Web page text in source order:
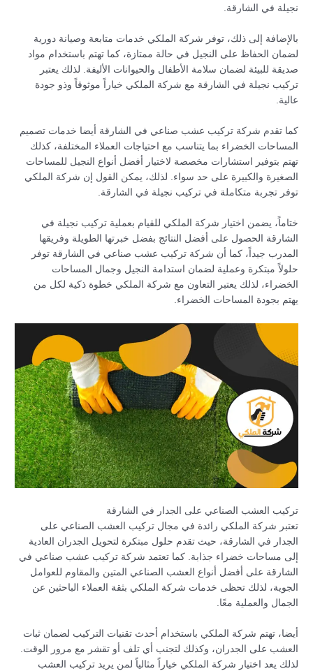
نجيلة في الشارقة.
بالإضافة إلى ذلك، توفر شركة الملكي خدمات متابعة وصيانة دورية
لضمان الحفاظ على النجيل في حالة ممتازة، كما تهتم باستخدام مواد
صديقة للبيئة لضمان سلامة الأطفال والحيوانات الأليفة. لذلك يعتبر
تركيب نجيلة في الشارقة مع شركة الملكي خياراً موثوقاً وذو جودة
عالية.
كما تقدم شركة تركيب عشب صناعي في الشارقة أيضا خدمات تصميم
المساحات الخضراء بما يتناسب مع احتياجات العملاء المختلفة، كذلك
تهتم بتوفير استشارات مخصصة لاختيار أفضل أنواع النجيل للمساحات
الصغيرة والكبيرة على حد سواء. لذلك، يمكن القول إن شركة الملكي
توفر تجربة متكاملة في تركيب نجيلة في الشارقة.
ختاماً، يضمن اختيار شركة الملكي للقيام بعملية تركيب نجيلة في
الشارقة الحصول على أفضل النتائج بفضل خبرتها الطويلة وفريقها
المدرب جيداً، كما أن شركة تركيب عشب صناعي في الشارقة توفر
حلولاً مبتكرة وعملية لضمان استدامة النجيل وجمال المساحات
الخضراء، لذلك يعتبر التعاون مع شركة الملكي خطوة ذكية لكل من
يهتم بجودة المساحات الخضراء.
تركيب العشب الصناعي على الجدار في الشارقة
تعتبر شركة الملكي رائدة في مجال تركيب العشب الصناعي على
الجدار في الشارقة، حيث تقدم حلول مبتكرة لتحويل الجدران العادية
إلى مساحات خضراء جذابة. كما تعتمد شركة تركيب عشب صناعي في
الشارقة على أفضل أنواع العشب الصناعي المتين والمقاوم للعوامل
الجوية، لذلك تحظى خدمات شركة الملكي بثقة العملاء الباحثين عن
الجمال والعملية معًا.
أيضا، تهتم شركة الملكي باستخدام أحدث تقنيات التركيب لضمان ثبات
العشب على الجدران، وكذلك لتجنب أي تلف أو تقشر مع مرور الوقت.
لذلك يعد اختيار شركة الملكي خياراً مثالياً لمن يريد تركيب العشب